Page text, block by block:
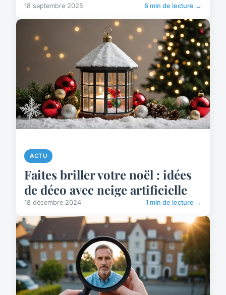
18 septembre 2025 6 min de lecture →
ACTU
Faites briller votre noël : idées
de déco avec neige artificielle
18 décembre 2024 1 min de lecture →